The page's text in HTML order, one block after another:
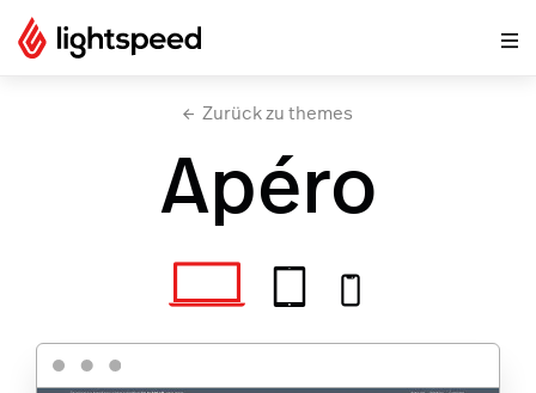
Zurück zu themes
Apéro